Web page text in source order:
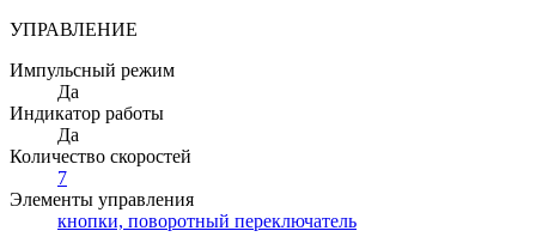
УПРАВЛЕНИЕ
Импульсный режим
Да
Индикатор работы
Да
Количество скоростей
7
Элементы управления
кнопки, поворотный переключатель